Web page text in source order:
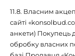
11.8. Власним
сайті
анкети) Покупець
обробку власних